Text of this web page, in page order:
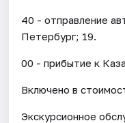
40 - отправление
Петербург; 19.
00 - прибытие к
Включено в
Экскурсионное